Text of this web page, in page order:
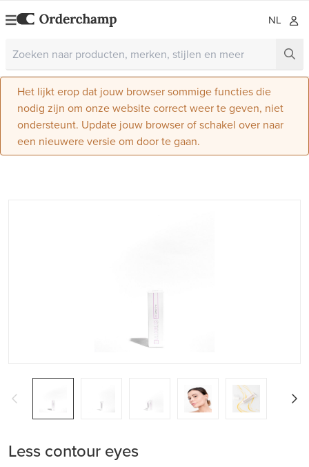
NL
Het lijkt erop dat jouw browser sommige functies die
nodig zijn om onze website correct weer te geven, niet
ondersteunt. Update jouw browser of schakel over naar
een nieuwere versie om door te gaan.
Less contour eyes